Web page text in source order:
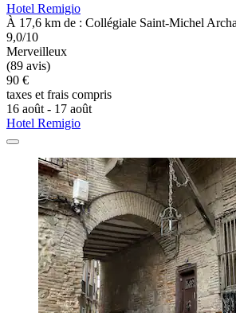
Hotel Remigio
À 17,6 km de : Collégiale Saint-Michel
9,0/10
Merveilleux
(89 avis)
90 €
taxes et frais compris
16 août - 17 août
Hotel Remigio